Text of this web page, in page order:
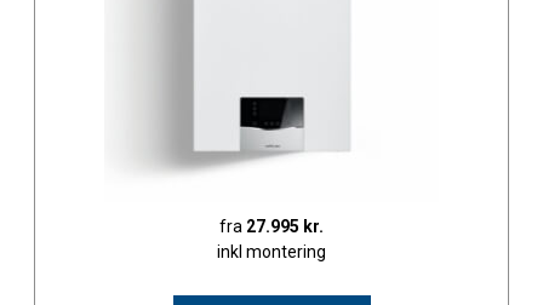
fra 27.995 kr.
inkl montering